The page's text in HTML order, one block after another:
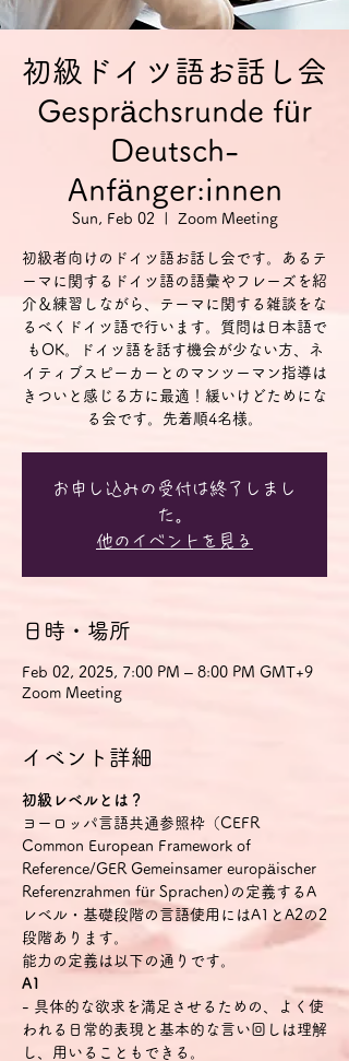
初級ドイツ語お話し会
Gesprächsrunde für
Deutsch-
Anfänger:innen
Sun, Feb 02 Zoom Meeting
初級者向けのドイツ語お話し会です。あるテ
ーマに関するドイツ語の語彙やフレーズを紹
介＆練習しながら、テーマに関する雑談をな
るべくドイツ語で行います。質問は日本語で
もOK。ドイツ語を話す機会が少ない方、ネ
イティブスピーカーとのマンツーマン指導は
きついと感じる方に最適！緩いけどためにな
る会です。先着順4名様。
お申し込みの受付は終了しまし
た。
他のイベントを見る
日時・場所
Feb 02, 2025, 7:00 PM – 8:00 PM GMT+9
Zoom Meeting
イベント詳細
初級レベルとは？
ヨーロッパ言語共通参照枠（CEFR
Common European Framework of
Reference/GER Gemeinsamer europäischer
Referenzrahmen für Sprachen)の定義するA
レベル・基礎段階の言語使用にはA1とA2の2
段階あります。
能力の定義は以下の通りです。
A1
- 具体的な欲求を満足させるための、よく使
われる日常的表現と基本的な言い回しは理解
し、用いることもできる。